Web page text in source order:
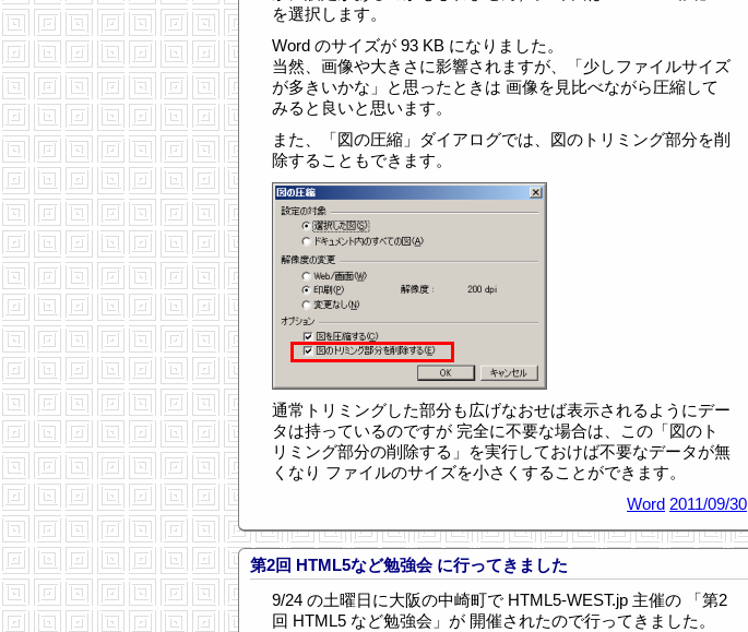
を選択します。
Word のサイズが 93 KB になりました。
当然、画像や大きさに影響されますが、「少しファイルサイズ
が多きいかな」と思ったときは 画像を見比べながら圧縮して
みると良いと思います。
また、「図の圧縮」ダイアログでは、図のトリミング部分を削
除することもできます。
通常トリミングした部分も広げなおせば表示されるようにデー
タは持っているのですが 完全に不要な場合は、この「図のト
リミング部分の削除する」を実行しておけば不要なデータが無
くなり ファイルのサイズを小さくすることができます。
Word 2011/09/30
第2回 HTML5など勉強会 に行ってきました
9/24 の土曜日に大阪の中崎町で HTML5-WEST.jp 主催の 「第2
回 HTML5 など勉強会」が 開催されたので行ってきました。